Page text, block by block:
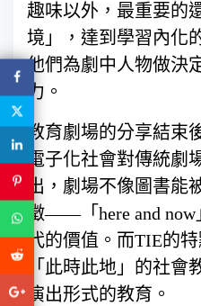
趣味以外，最重要的
境」，達到學習內化
他們為劇中人物做決
力。
教育劇場的分享結束
電子化社會對傳統劇
出，劇場不像圖書能
徵——「here and
代的價值。而TIE的
「此時此地」的社會
演出形式的教育。